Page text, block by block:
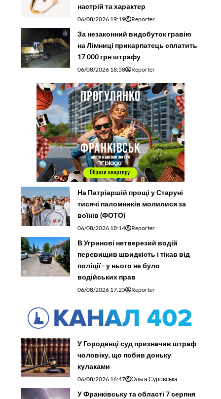
настрій та характер
06/08/2026 19:19 Reporter
За незаконний видобуток гравію
на Лімниці прикарпатець сплатить
17 000 грн штрафу
06/08/2026 18:58 Reporter
На Патріаршій прощі у Старуні
тисячі паломників молилися за
воїнів (ФОТО)
06/08/2026 18:14 Reporter
В Угринові нетверезий водій
перевищив швидкість і тікав від
поліції - у нього не було
водійських прав
06/08/2026 17:25 Reporter
У Городенці суд призначив штраф
чоловіку, що побив доньку
кулаками
06/08/2026 16:47 Ольга Суровська
У Франківську та області 7 серпня